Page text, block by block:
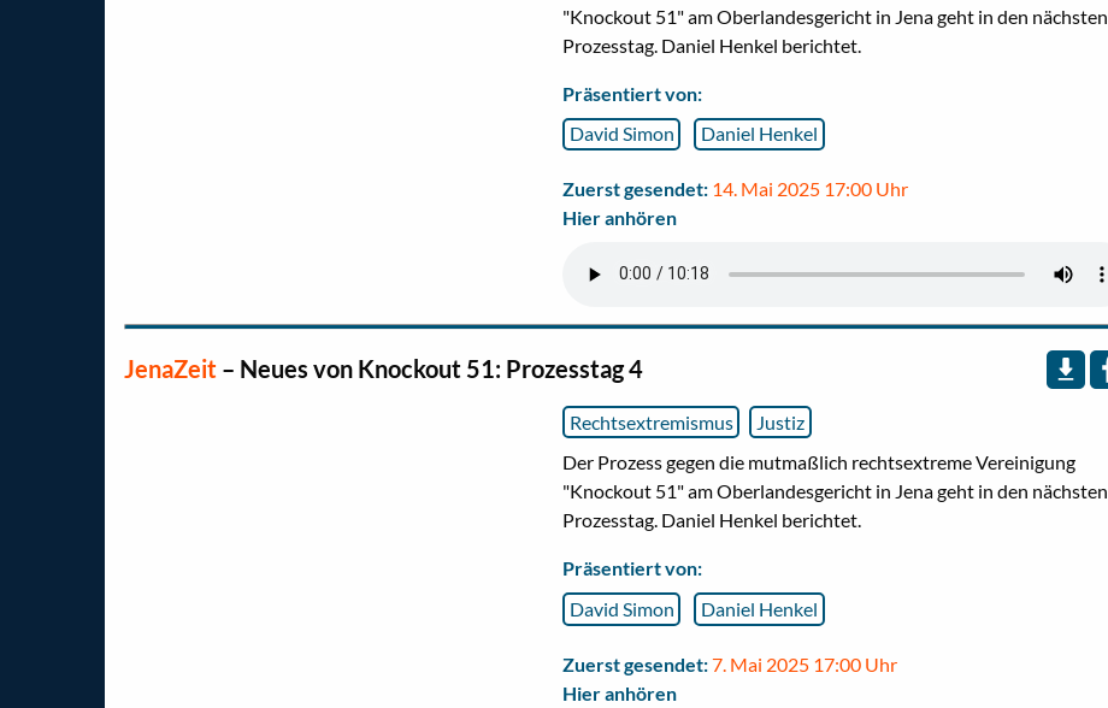
"Knockout 51" am Oberlandesgericht in Jena geht in den nächsten
Prozesstag. Daniel Henkel berichtet.
Präsentiert von:
David Simon
Daniel Henkel
Zuerst gesendet: 14. Mai 2025 17:00 Uhr
Hier anhören
JenaZeit – Neues von Knockout 51: Prozesstag 4
Rechtsextremismus
Justiz
Der Prozess gegen die mutmaßlich rechtsextreme Vereinigung
"Knockout 51" am Oberlandesgericht in Jena geht in den nächsten
Prozesstag. Daniel Henkel berichtet.
Präsentiert von:
David Simon
Daniel Henkel
Zuerst gesendet:7. Mai 2025 17:00 Uhr
Hier anhören